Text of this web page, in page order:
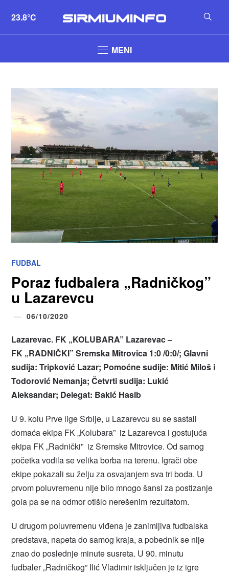
23.8°C
MENI
FUDBAL
Poraz fudbalera „Radničkog”
u Lazarevcu
06/10/2020
Lazarevac. FK „KOLUBARA” Lazarevac –
FK „RADNIČKI” Sremska Mitrovica 1:0 /0:0/; Glavni
sudija: Tripković Lazar; Pomoćne sudije: Mitić Miloš i
Todorović Nemanja; Četvrti sudija: Lukić
Aleksandar; Delegat: Bakić Hasib
U 9. kolu Prve lige Srbije, u Lazarevcu su se sastali
domaća ekipa FK „Kolubara” iz Lazarevca i gostujuća
ekipa FK „Radnički” iz Sremske Mitrovice. Od samog
početka vodila se velika borba na terenu. Igrači obe
ekipe pokazali su želju za osvajanjem sva tri boda. U
prvom poluvremenu nije bilo mnogo šansi za postizanje
gola pa se na odmor otišlo nerešenim rezultatom.
U drugom poluvremenu viđena je zanimljiva fudbalska
predstava, napeta do samog kraja, a pobednik se nije
znao do poslednje minute susreta. U 90. minutu
fudbaler „Radničkog” Ilić Vladimir isključen je iz igre